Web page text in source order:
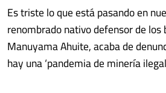
Es triste lo que está pasando en
renombrado nativo defensor de los
Manuyama Ahuite, acaba de
hay una ‘pandemia de minería